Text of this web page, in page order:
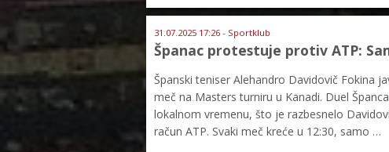
31.07.2025 17:26 - Sportklub
Španac protestuje protiv ATP:
Španski teniser Alehandro Davidovič Fokina
meč na Masters turniru u Kanadi. Duel
lokalnom vremenu, što je razbesnelo
račun ATP. Svaki meč kreće u 12:30, samo …